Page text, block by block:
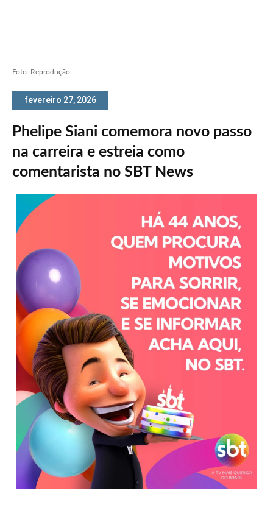
Foto: Reprodução
fevereiro 27, 2026
Phelipe Siani comemora novo passo
na carreira e estreia como
comentarista no SBT News